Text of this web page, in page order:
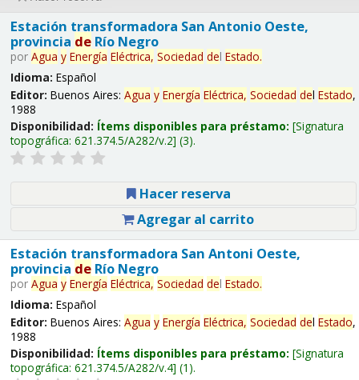
Estación transformadora San Antonio Oeste,
provincia deRío Negro
por Agua y Energía Eléctrica, Sociedad del Estado.
Idioma: Español
Editor: Buenos Aires: Agua y Energía Eléctrica, Sociedad del Estado,
1988
Disponibilidad: Ítems disponibles para préstamo: Signatura
topográfica: 621.374.5/A282/v.2 (3).
Hacer reserva
Agregar al carrito
Estación transformadora San Antoni Oeste,
provincia deRío Negro
por Agua y Energía Eléctrica, Sociedad del Estado.
Idioma: Español
Editor: Buenos Aires: Agua y Energía Eléctrica, Sociedad del Estado,
1988
Disponibilidad: Ítems disponibles para préstamo: Signatura
topográfica: 621.374.5/A282/v.4 (1).